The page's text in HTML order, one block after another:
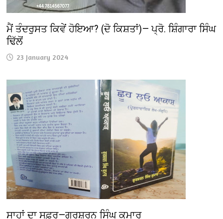
ਮੈਂ ਤੰਦਰੁਸਤ ਕਿਵੇਂ ਹੋਇਆ? (ਦੋ ਕਿਸ਼ਤਾਂ)— ਪ੍ਰੋ. ਸ਼ਿੰਗਾਰਾ ਸਿੰਘ
ਢਿੱਲੋਂ
23 January 2024
ਸਾਹਾਂ ਦਾ ਸਫ਼ਰ—ਗੁਰਸ਼ਰਨ ਸਿੰਘ ਕੁਮਾਰ